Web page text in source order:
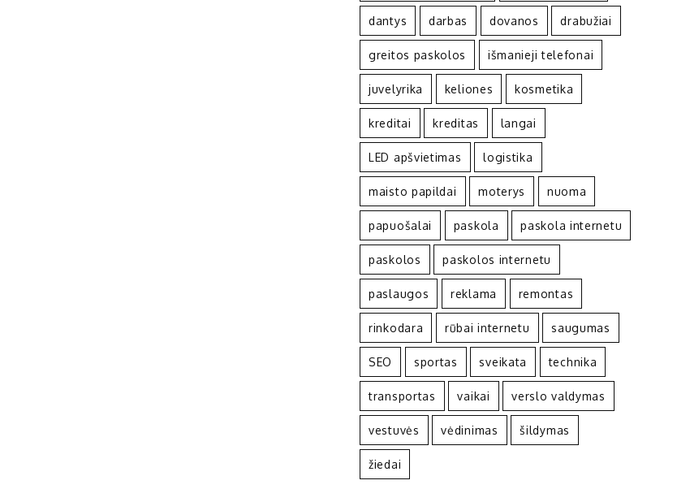
dantys darbas dovanos drabužiai
greitos paskolos išmanieji telefonai
juvelyrika keliones kosmetika
kreditai kreditas langai
LED apšvietimas logistika
maisto papildai moterys nuoma
papuošalai paskola paskola internetu
paskolos paskolos internetu
paslaugos reklama remontas
rinkodara rūbai internetu saugumas
SEO sportas sveikata technika
transportas vaikai verslo valdymas
vestuvės vėdinimas šildymas
žiedai